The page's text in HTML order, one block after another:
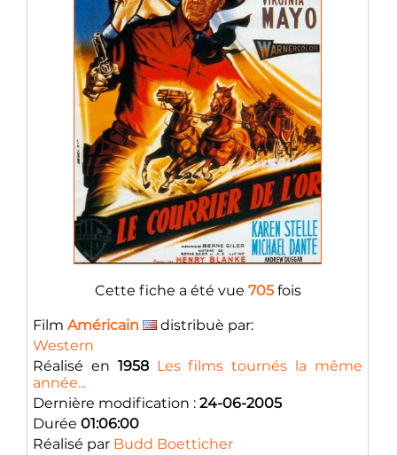
Cette fiche a été vue 705fois
Film Américain
distribuè par:
Western
Réalisé en 1958 Les films tournés la même
année...
Dernière modification : 24-06-2005
Durée 01:06:00
Réalisé par Budd Boetticher